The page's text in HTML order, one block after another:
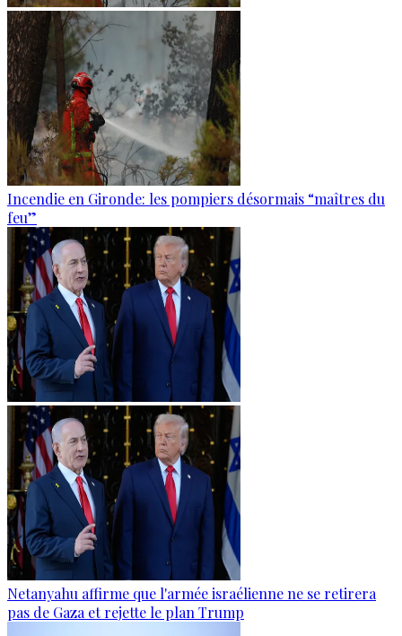
Incendie en Gironde: les pompiers désormais “maîtres du
feu”
Netanyahu affirme que l'armée israélienne ne se retirera
pas de Gaza et rejette le plan Trump